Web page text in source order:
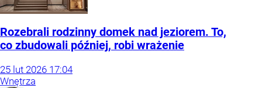
Rozebrali rodzinny domek nad jeziorem. To,
co zbudowali później, robi wrażenie
25 lut 2026 17:04
Wnętrza